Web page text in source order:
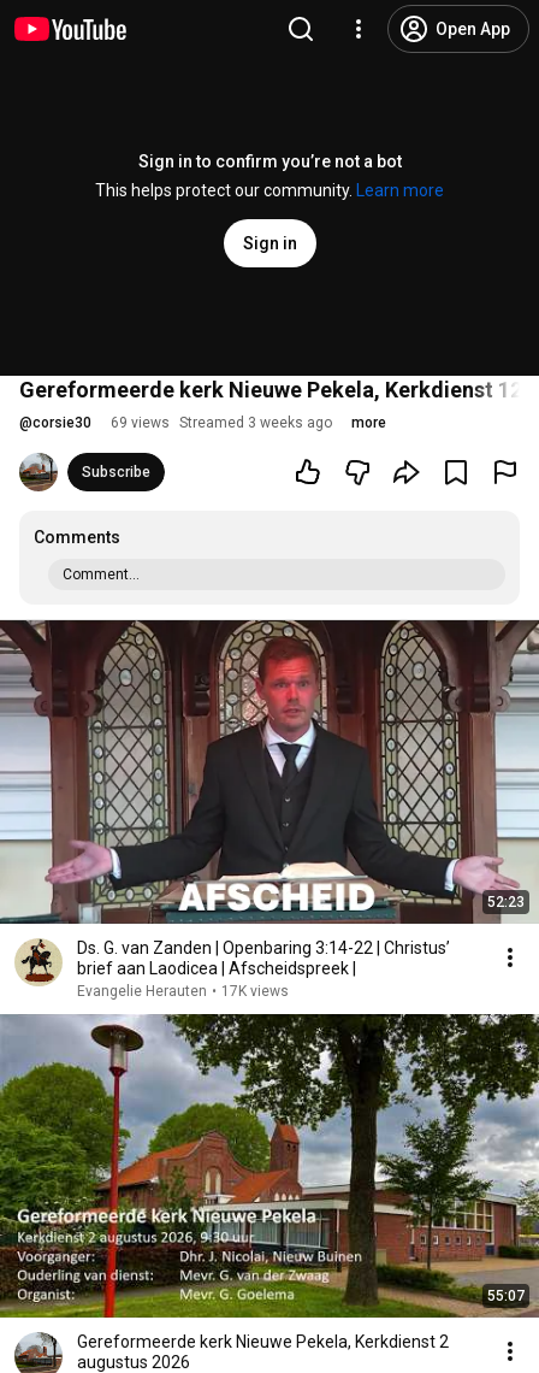
Open App
Sign in to confirm you’re not a bot
This helps protect our community.
Learn more
Sign in
Gereformeerde kerk Nieuwe Pekela, Kerkdienst 12
@corsie30 69 views Streamed 3 weeks ago more
Subscribe
Comments
Comment...
52:23
Ds. G. van Zanden | Openbaring 3:14-22 | Christus’
brief aan Laodicea | Afscheidspreek |
Evangelie Herauten • 17K views
55:07
Gereformeerde kerk Nieuwe Pekela, Kerkdienst 2
augustus 2026